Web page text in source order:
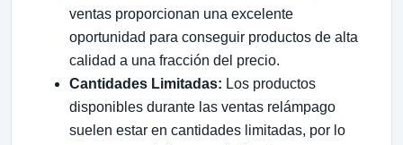
ventas proporcionan una excelente
oportunidad para conseguir productos de alta
calidad a una fracción del precio.
Cantidades Limitadas: Los productos
disponibles durante las ventas relámpago
suelen estar en cantidades limitadas, por lo